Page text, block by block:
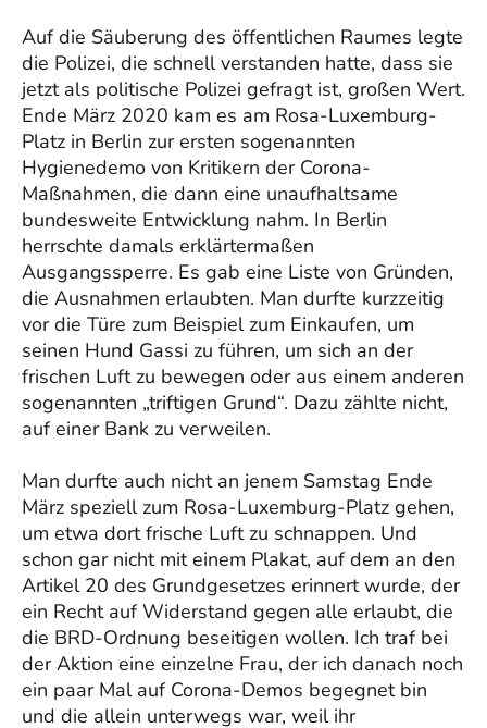
Auf die Säuberung des öffentlichen Raumes legte
die Polizei, die schnell verstanden hatte, dass sie
jetzt als politische Polizei gefragt ist, großen Wert.
Ende März 2020 kam es am Rosa-Luxemburg-
Platz in Berlin zur ersten sogenannten
Hygienedemo von Kritikern der Corona-
Maßnahmen, die dann eine unaufhaltsame
bundesweite Entwicklung nahm. In Berlin
herrschte damals erklärtermaßen
Ausgangssperre. Es gab eine Liste von Gründen,
die Ausnahmen erlaubten. Man durfte kurzzeitig
vor die Türe zum Beispiel zum Einkaufen, um
seinen Hund Gassi zu führen, um sich an der
frischen Luft zu bewegen oder aus einem anderen
sogenannten „triftigen Grund“. Dazu zählte nicht,
auf einer Bank zu verweilen.
Man durfte auch nicht an jenem Samstag Ende
März speziell zum Rosa-Luxemburg-Platz gehen,
um etwa dort frische Luft zu schnappen. Und
schon gar nicht mit einem Plakat, auf dem an den
Artikel 20 des Grundgesetzes erinnert wurde, der
ein Recht auf Widerstand gegen alle erlaubt, die
die BRD-Ordnung beseitigen wollen. Ich traf bei
der Aktion eine einzelne Frau, der ich danach noch
ein paar Mal auf Corona-Demos begegnet bin
und die allein unterwegs war, weil ihr